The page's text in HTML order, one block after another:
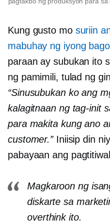
Kung gusto mo suriin
mabuhay ng iyong
paraan ay subukan ito
ng pamimili, tulad ng
“Sinusubukan ko ang
kalagitnaan ng tag-init
para makita kung ano
customer.”Iniisip din
pabayaan ang
Magkaroon ng
diskarte sa
overthink ito.